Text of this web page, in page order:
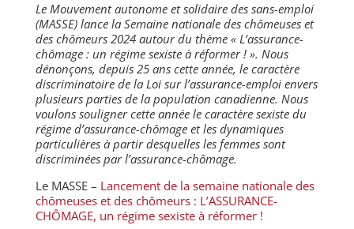
Le Mouvement autonome et solidaire des sans-emploi
(MASSE) lance la Semaine nationale des chômeuses et
des chômeurs 2024 autour du thème « L’assurance-
chômage : un régime sexiste à réformer ! ». Nous
dénonçons, depuis 25 ans cette année, le caractère
discriminatoire de la Loi sur l’assurance-emploi envers
plusieurs parties de la population canadienne. Nous
voulons souligner cette année le caractère sexiste du
régime d’assurance-chômage et les dynamiques
particulières à partir desquelles les femmes sont
discriminées par l’assurance-chômage.
Le MASSE – Lancement de la semaine nationale des
chômeuses et des chômeurs : L’ASSURANCE-
CHÔMAGE, un régime sexiste à réformer !